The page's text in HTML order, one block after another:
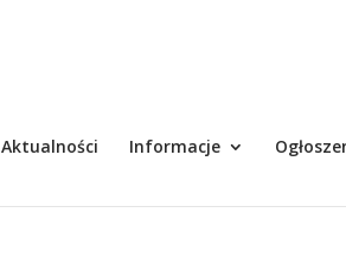
Aktualności Informacje